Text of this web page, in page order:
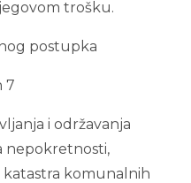
trošku.
postupka
7
i održavanja
nepokretnosti,
katastra komunalnih